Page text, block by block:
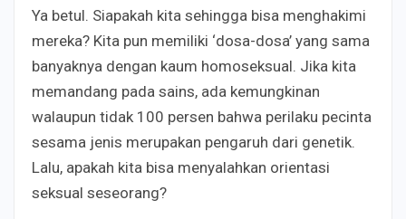
Ya betul. Siapakah kita sehingga bisa menghakimi
mereka? Kita pun memiliki ‘dosa-dosa’ yang sama
banyaknya dengan kaum homoseksual. Jika kita
memandang pada sains, ada kemungkinan
walaupun tidak 100 persen bahwa perilaku pecinta
sesama jenis merupakan pengaruh dari genetik.
Lalu, apakah kita bisa menyalahkan orientasi
seksual seseorang?